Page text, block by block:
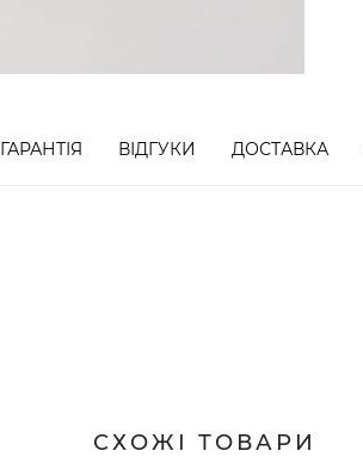
ГАРАНТІЯ ВІДГУКИ ДОСТАВКА
СХОЖІ ТОВАРИ